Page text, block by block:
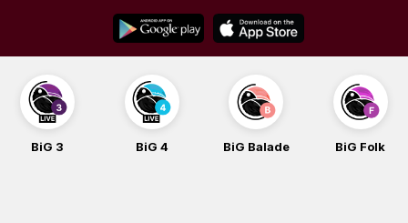
content
BiG 3 BiG 4 BiG Balade BiG Folk